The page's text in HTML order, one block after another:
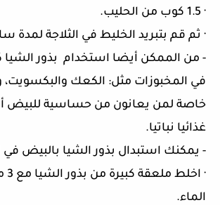
· 1.5 كوب من الحليب.
· ثم قم بتبريد الخليط في الثلاجة لمدة
- من الممكن أيضا استخدام بذور الشيا
في المخبوزات مثل: الكعك والبكسويت،
خاصة لمن يعانون من حساسية للبيض
غذائيا نباتيا.
- يمكنك استبدال بذور الشيا بالبيض في
·
الماء.